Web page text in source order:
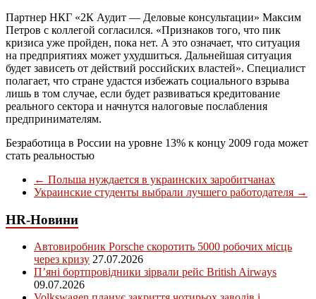
Партнер НКГ «2К Аудит — Деловые консультации» Максим
Петров с коллегой согласился. «Признаков того, что пик
кризиса уже пройден, пока нет. А это означает, что ситуация
на предприятиях может ухудшиться. Дальнейшая ситуация
будет зависеть от действий российских властей». Специалист
полагает, что стране удастся избежать социального взрыва
лишь в том случае, если будет развиваться кредитование
реального сектора и начнутся налоговые послабления
предпринимателям.
Безработица в России на уровне 13% к концу 2009 года может
стать реальностью
← Польша нуждается в украинских заробитчанах
Украинские студенты выбрали лучшего работодателя →
HR-Новини
Автовиробник Porsche скоротить 5000 робочих місць
через кризу 27.07.2026
П’яні бортпровідники зірвали рейс British Airways
09.07.2026